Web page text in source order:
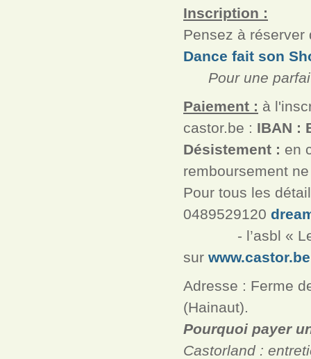
Inscription :
Pensez à
Dance fait son
Pour une
Paiement : à
castor.be : IBAN :
Désistement : en
remboursement
Pour tous les
0489529120
- l’asbl « Les
sur www.castor.be
Adresse : Ferme
(Hainaut).
Pourquoi payer
Castorland :